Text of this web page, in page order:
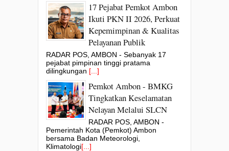
17 Pejabat Pemkot Ambon
Ikuti PKN II 2026, Perkuat
Kepemimpinan & Kualitas
Pelayanan Publik
RADAR POS, AMBON - Sebanyak 17
pejabat pimpinan tinggi pratama
dilingkungan [...]
Pemkot Ambon - BMKG
Tingkatkan Keselamatan
Nelayan Melalui SLCN
RADAR POS, AMBON -
Pemerintah Kota (Pemkot) Ambon
bersama Badan Meteorologi,
Klimatologi[...]